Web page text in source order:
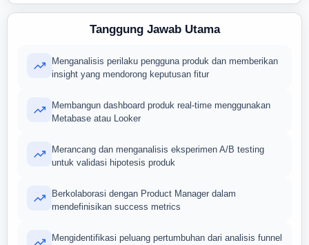
Tanggung Jawab Utama
Menganalisis perilaku pengguna produk dan memberikan
insight yang mendorong keputusan fitur
Membangun dashboard produk real-time menggunakan
Metabase atau Looker
Merancang dan menganalisis eksperimen A/B testing
untuk validasi hipotesis produk
Berkolaborasi dengan Product Manager dalam
mendefinisikan success metrics
Mengidentifikasi peluang pertumbuhan dari analisis funnel